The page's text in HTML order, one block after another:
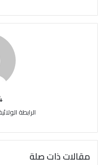
الرابطة
مقالات ذات صلة